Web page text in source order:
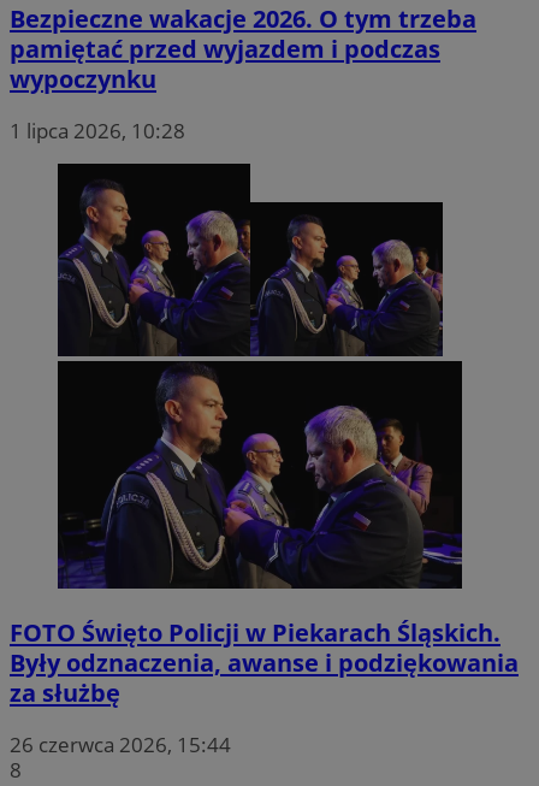
Bezpieczne wakacje 2026. O tym trzeba
pamiętać przed wyjazdem i podczas
wypoczynku
1 lipca 2026, 10:28
FOTO Święto Policji w Piekarach Śląskich.
Były odznaczenia, awanse i podziękowania
za służbę
26 czerwca 2026, 15:44
8